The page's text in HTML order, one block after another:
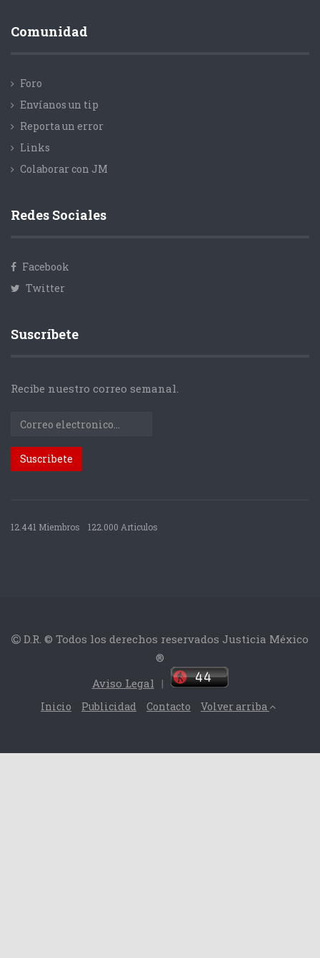
Comunidad
Foro
Envíanos un tip
Reporta un error
Links
Colaborar con JM
Redes Sociales
Facebook
Twitter
Suscríbete
Recibe nuestro correo semanal.
12.441 Miembros 122.000 Articulos
D.R. © Todos los derechos reservados Justicia México
®
Aviso Legal |
Inicio Publicidad Contacto Volver arriba